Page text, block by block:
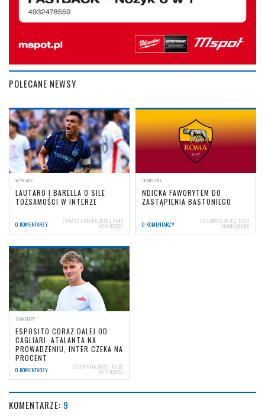
POLECANE NEWSY
WYWIADY
LAUTARO I BARELLA O SILE
TOŻSAMOŚCI W INTERZE
0 KOMENTARZY 7 PAŹDZIERNIKA 2025 | 21:42
NERIOCORSI
TRANSFERY
NDICKA FAWORYTEM DO
ZASTĄPIENIA BASTONIEGO
0 KOMENTARZY 1 CZERWCA 2026 | 07:00
MAREK SUDOŁ
TRANSFERY
ESPOSITO CORAZ DALEJ OD
CAGLIARI. ATALANTA NA
PROWADZENIU, INTER CZEKA NA
PROCENT
0 KOMENTARZY 3 SIERPNIA 2026 | 10:39
NERIOCORSI
KOMENTARZE: 9